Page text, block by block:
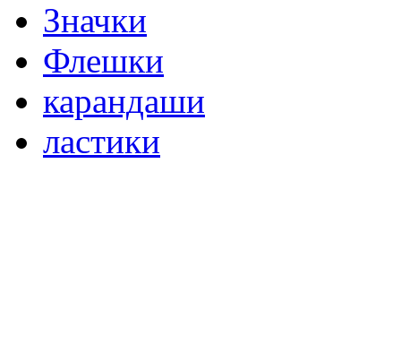
Значки
Флешки
карандаши
ластики